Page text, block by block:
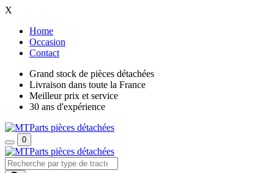
X
Home
Occasion
Contact
Grand stock de pièces détachées
Livraison dans toute la France
Meilleur prix et service
30 ans d'expérience
0
Recherche